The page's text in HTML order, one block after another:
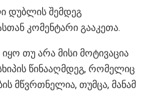
დუბლის შემდეგ
კომენტარი გააკეთა.
თუ არა მისი მოტივაცია
წინააღმდეგ, რომელიც
მწვრთნელია, თუმცა, მანამ